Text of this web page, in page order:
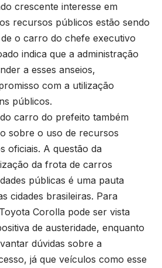
crescente interesse em
recursos públicos estão sendo
o carro do chefe executivo
indica que a administração
a esses anseios,
com a utilização
públicos.
carro do prefeito também
sobre o uso de recursos
oficiais. A questão da
da frota de carros
públicas é uma pauta
cidades brasileiras. Para
Corolla pode ser vista
de austeridade, enquanto
dúvidas sobre a
já que veículos como esse